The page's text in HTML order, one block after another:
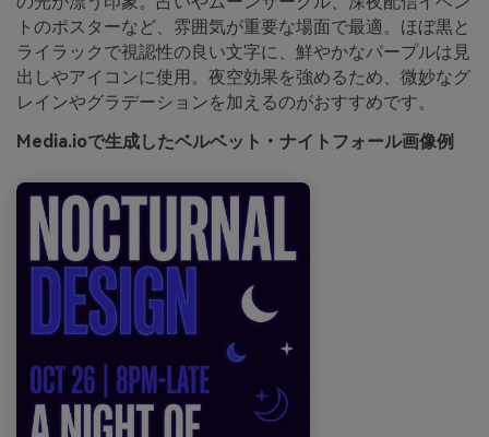
トのポスターなど、雰囲気が重要な場面で最適。ほぼ黒と
ライラックで視認性の良い文字に、鮮やかなパープルは見
出しやアイコンに使用。夜空効果を強めるため、微妙なグ
レインやグラデーションを加えるのがおすすめです。
Media.ioで生成したベルベット・ナイトフォール画像例